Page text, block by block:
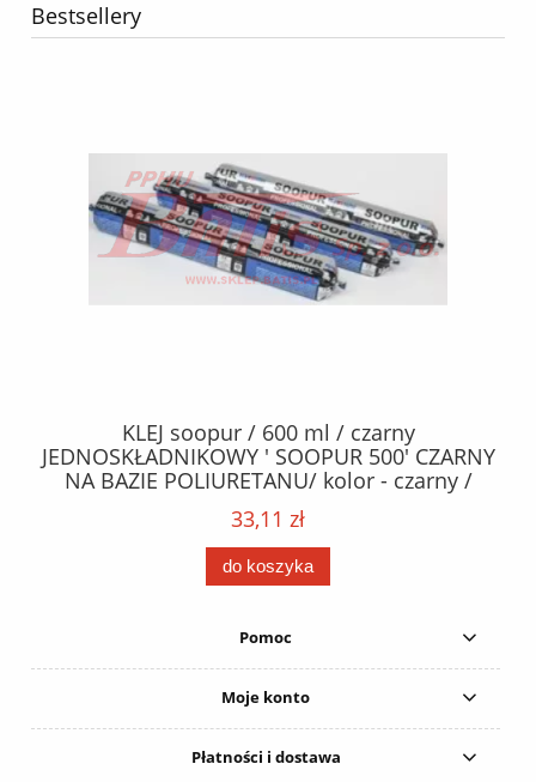
Bestsellery
KLEJ soopur / 600 ml / czarny
JEDNOSKŁADNIKOWY ' SOOPUR 500' CZARNY
NA BAZIE POLIURETANU/ kolor - czarny /
karton 20 szt. / pistolet do kleju 307730 /
33,11 zł
do koszyka
Pomoc
Moje konto
Płatności i dostawa